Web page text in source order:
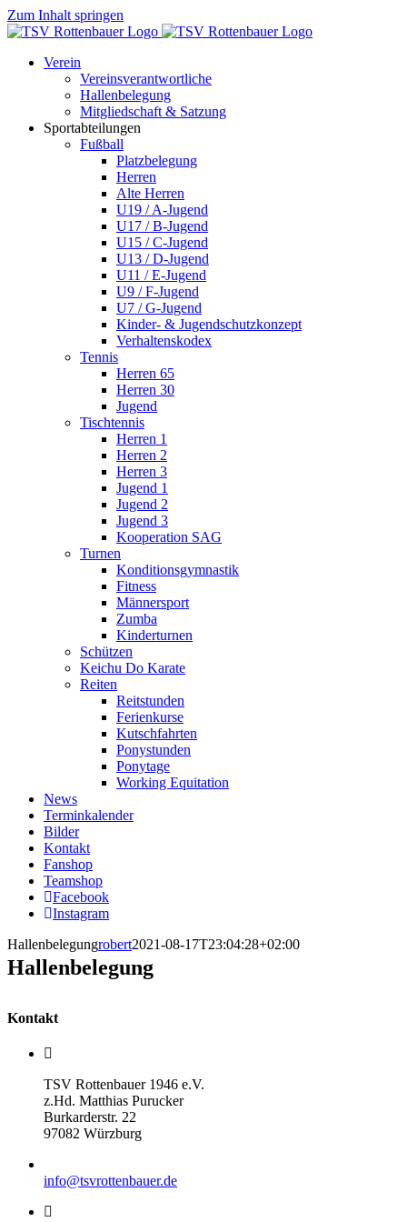
Zum Inhalt springen
Verein
Vereinsverantwortliche
Hallenbelegung
Mitgliedschaft & Satzung
Sportabteilungen
Fußball
Platzbelegung
Herren
Alte Herren
U19 / A-Jugend
U17 / B-Jugend
U15 / C-Jugend
U13 / D-Jugend
U11 / E-Jugend
U9 / F-Jugend
U7 / G-Jugend
Kinder- & Jugendschutzkonzept
Verhaltenskodex
Tennis
Herren 65
Herren 30
Jugend
Tischtennis
Herren 1
Herren 2
Herren 3
Jugend 1
Jugend 2
Jugend 3
Kooperation SAG
Turnen
Konditionsgymnastik
Fitness
Männersport
Zumba
Kinderturnen
Schützen
Keichu Do Karate
Reiten
Reitstunden
Ferienkurse
Kutschfahrten
Ponystunden
Ponytage
Working Equitation
News
Terminkalender
Bilder
Kontakt
Fanshop
Teamshop
Facebook
Instagram
Hallenbelegungrobert2021-08-17T23:04:28+02:00
Hallenbelegung
Kontakt
TSV Rottenbauer 1946 e.V.
z.Hd. Matthias Purucker
Burkarderstr. 22
97082 Würzburg
info@tsvrottenbauer.de